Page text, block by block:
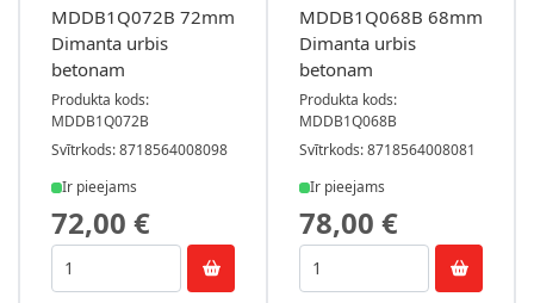
MDDB1Q072B 72mm
Dimanta urbis
betonam
Produkta kods:
MDDB1Q072B
Svītrkods: 8718564008098
Ir pieejams
72,00 €
MDDB1Q068B 68mm
Dimanta urbis
betonam
Produkta kods:
MDDB1Q068B
Svītrkods: 8718564008081
Ir pieejams
78,00 €